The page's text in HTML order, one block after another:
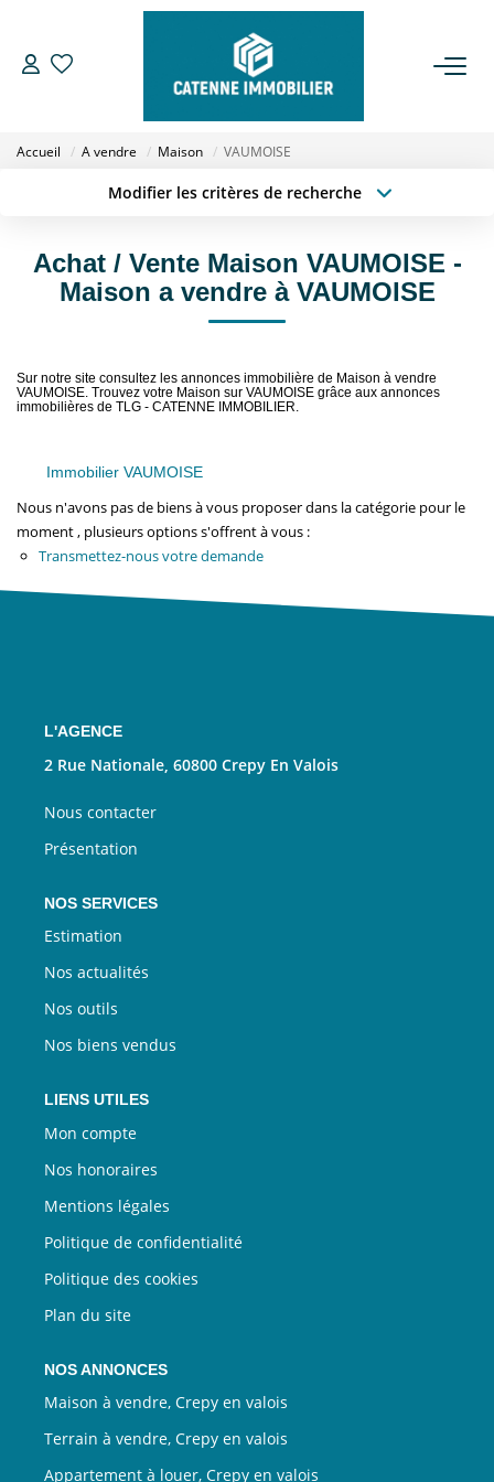
GESTION
NOTRE AGENCE
Notre Équipe
Nous Rejoindre
Accueil A vendre Maison VAUMOISE
Modifier les critères de recherche
Sélectionnez...
Type de bien
Surface min
Créer une alerte
Achat / Vente Maison VAUMOISE -
Maison a vendre à VAUMOISE
Sur notre site consultez les annonces immobilière de Maison à vendre
VAUMOISE. Trouvez votre Maison sur VAUMOISE grâce aux annonces
immobilières de TLG - CATENNE IMMOBILIER.
Immobilier VAUMOISE
Nous n'avons pas de biens à vous proposer dans la catégorie pour le
moment , plusieurs options s'offrent à vous :
Transmettez-nous votre demande
L'AGENCE
2 Rue Nationale, 60800 Crepy En Valois
Nous contacter
Présentation
NOS SERVICES
Estimation
Nos actualités
Nos outils
Nos biens vendus
LIENS UTILES
Mon compte
Nos honoraires
Mentions légales
Politique de confidentialité
Politique des cookies
Plan du site
NOS ANNONCES
Maison à vendre, Crepy en valois
Terrain à vendre, Crepy en valois
Appartement à louer, Crepy en valois